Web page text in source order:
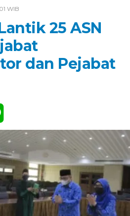
WIB
25 ASN
dan Pejabat